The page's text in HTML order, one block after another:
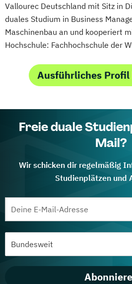
Vallourec Deutschland mit Sitz in
duales Studium in Business
Maschinenbau an und kooperiert
Hochschule: Fachhochschule der
Ausführliches
Freie duale
Mail?
Wir schicken dir regelmäßig
Studienplätzen und